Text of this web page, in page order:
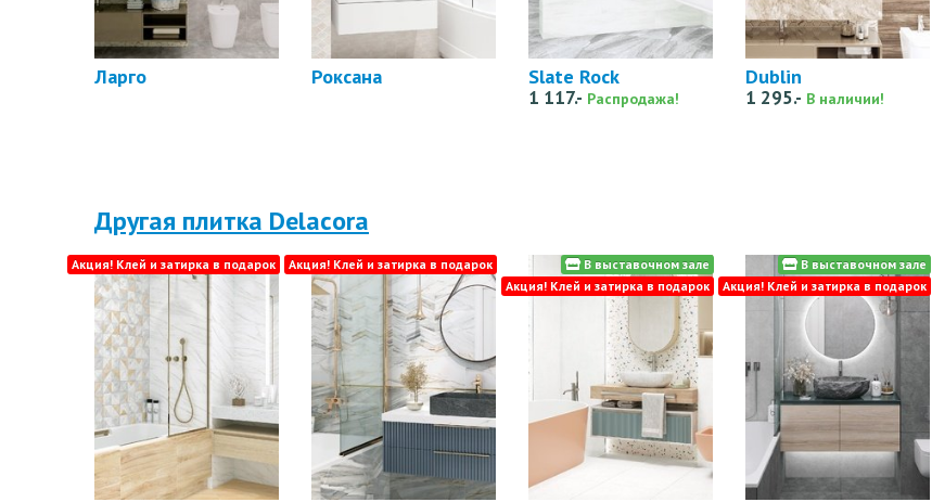
Ларго Роксана Slate Rock
1 117.- Распродажа!
Dublin
1 295.- В наличии!
Другая плитка Delacora
Акция! Клей и затирка в подарок Акция! Клей и затирка в подарок
В выставочном зале
Акция! Клей и затирка в подарок
В выставочном зале
Акция! Клей и затирка в подарок